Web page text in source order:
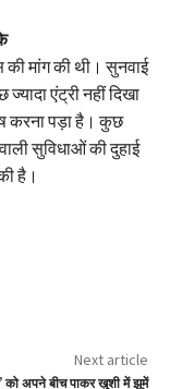
मांग की थी। सुनवाई
एंट्री नहीं दिखा
करना पड़ा है। कुछ
सुविधाओं की दुहाई
है।
Next article
को अपने बीच पाकर खुशी में झूमें